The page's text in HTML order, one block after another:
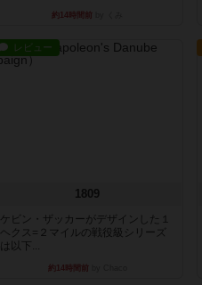
約14時間前
レビュー
1809
ケビン・ザッカーがデザインした１
ヘクス=２マイルの戦役級シリーズ
は以下...
約14時間前